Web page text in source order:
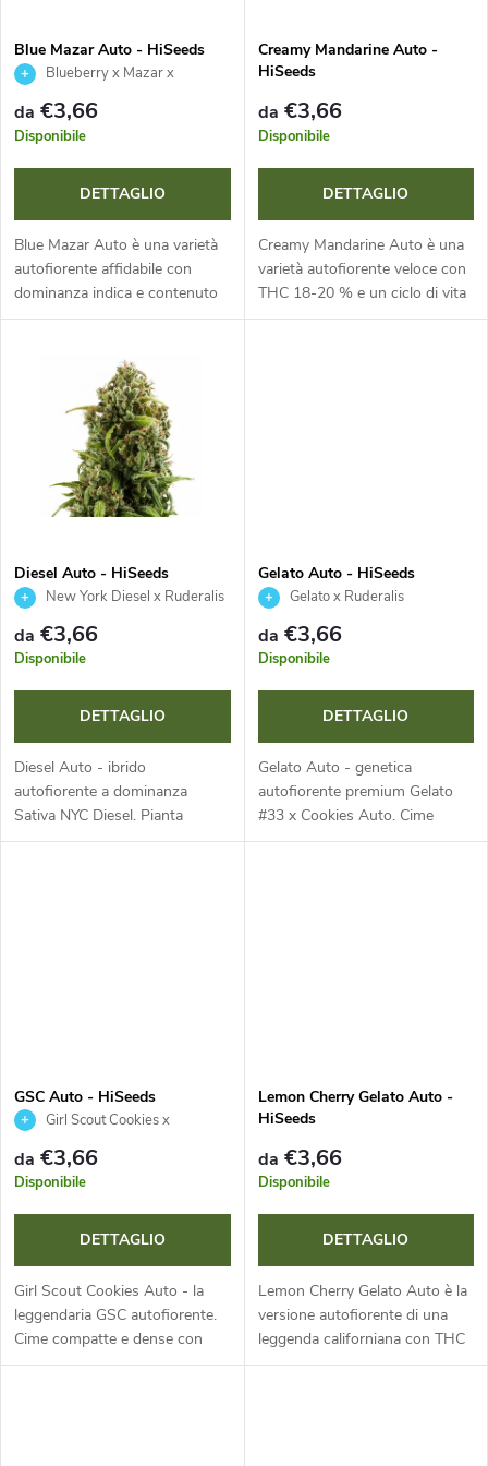
m
e
n
t
o
r
o
d
t
t
c
o
d
i
p
t
t
i
Blue Mazar Auto - HiSeeds
Blueberry x Mazar x
Ruderalis
da €3,66
Disponibile
DETTAGLIO
Blue Mazar Auto è una varietà
autofiorente affidabile con
dominanza indica e contenuto
di THC fino al 23%. Grazie al
all'altezza compatta offre...
Creamy Mandarine Auto -
HiSeeds
da €3,66
Disponibile
DETTAGLIO
Creamy Mandarine Auto è una
varietà autofiorente veloce con
THC 18-20 % e un ciclo di vita
di soli 9 settimane. Colpisce per
Diesel Auto - HiSeeds
New York Diesel x Ruderalis
da €3,66
Disponibile
DETTAGLIO
Diesel Auto - ibrido
autofiorente a dominanza
Sativa NYC Diesel. Pianta
compatta e resistente con cime
Gelato Auto - HiSeeds
Gelato x Ruderalis
da €3,66
Disponibile
DETTAGLIO
Gelato Auto - genetica
autofiorente premium Gelato
#33 x Cookies Auto. Cime
dense e resinose con
GSC Auto - HiSeeds
Girl Scout Cookies x
Ruderalis
da €3,66
Disponibile
DETTAGLIO
Girl Scout Cookies Auto - la
leggendaria GSC autofiorente.
Cime compatte e dense con
sfumature viola e arancioni.
Lemon Cherry Gelato Auto -
HiSeeds
da €3,66
Disponibile
DETTAGLIO
Lemon Cherry Gelato Auto è la
versione autofiorente di una
leggenda californiana con THC
estremamente elevato (fino al